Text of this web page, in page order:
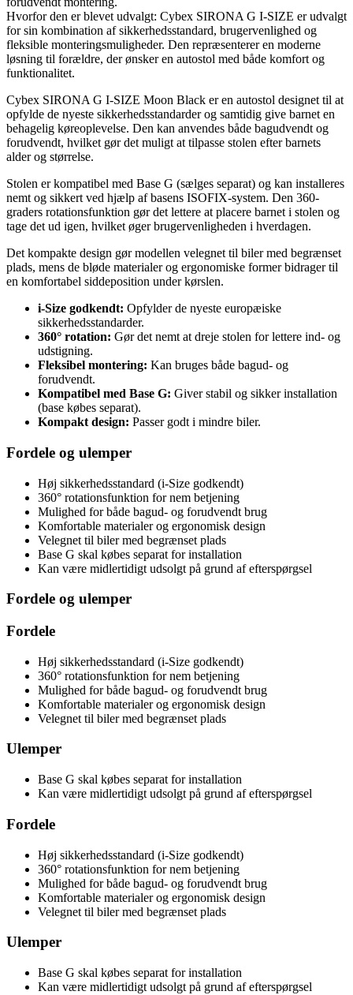
Hvorfor den er blevet udvalgt: Cybex SIRONA G I-SIZE er udvalgt
for sin kombination af sikkerhedsstandard, brugervenlighed og
fleksible monteringsmuligheder. Den repræsenterer en moderne
løsning til forældre, der ønsker en autostol med både komfort og
funktionalitet.
Cybex SIRONA G I-SIZE Moon Black er en autostol designet til at
opfylde de nyeste sikkerhedsstandarder og samtidig give barnet en
behagelig køreoplevelse. Den kan anvendes både bagudvendt og
forudvendt, hvilket gør det muligt at tilpasse stolen efter barnets
alder og størrelse.
Stolen er kompatibel med Base G (sælges separat) og kan installeres
nemt og sikkert ved hjælp af basens ISOFIX-system. Den 360-
graders rotationsfunktion gør det lettere at placere barnet i stolen og
tage det ud igen, hvilket øger brugervenligheden i hverdagen.
Det kompakte design gør modellen velegnet til biler med begrænset
plads, mens de bløde materialer og ergonomiske former bidrager til
en komfortabel siddeposition under kørslen.
i-Size godkendt: Opfylder de nyeste europæiske
sikkerhedsstandarder.
360° rotation: Gør det nemt at dreje stolen for lettere ind- og
udstigning.
Fleksibel montering: Kan bruges både bagud- og
forudvendt.
Kompatibel med Base G: Giver stabil og sikker installation
(base købes separat).
Kompakt design: Passer godt i mindre biler.
Fordele og ulemper
Høj sikkerhedsstandard (i-Size godkendt)
360° rotationsfunktion for nem betjening
Mulighed for både bagud- og forudvendt brug
Komfortable materialer og ergonomisk design
Velegnet til biler med begrænset plads
Base G skal købes separat for installation
Kan være midlertidigt udsolgt på grund af efterspørgsel
Fordele og ulemper
Fordele
Høj sikkerhedsstandard (i-Size godkendt)
360° rotationsfunktion for nem betjening
Mulighed for både bagud- og forudvendt brug
Komfortable materialer og ergonomisk design
Velegnet til biler med begrænset plads
Ulemper
Base G skal købes separat for installation
Kan være midlertidigt udsolgt på grund af efterspørgsel
Fordele
Høj sikkerhedsstandard (i-Size godkendt)
360° rotationsfunktion for nem betjening
Mulighed for både bagud- og forudvendt brug
Komfortable materialer og ergonomisk design
Velegnet til biler med begrænset plads
Ulemper
Base G skal købes separat for installation
Kan være midlertidigt udsolgt på grund af efterspørgsel